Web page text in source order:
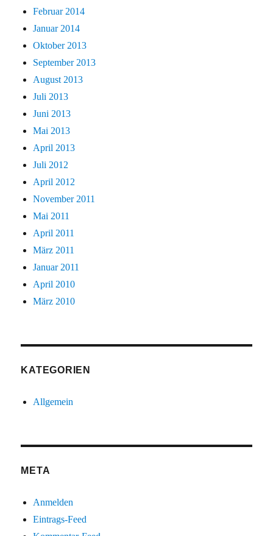
Februar 2014
Januar 2014
Oktober 2013
September 2013
August 2013
Juli 2013
Juni 2013
Mai 2013
April 2013
Juli 2012
April 2012
November 2011
Mai 2011
April 2011
März 2011
Januar 2011
April 2010
März 2010
KATEGORIEN
Allgemein
META
Anmelden
Eintrags-Feed